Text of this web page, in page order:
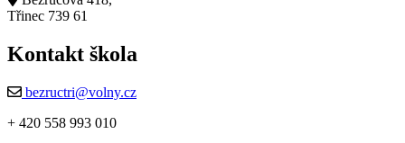
Třinec 739 61
Kontakt škola
bezructri@volny.cz
+ 420 558 993 010